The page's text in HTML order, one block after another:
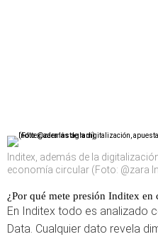
Inditex, además de la
economía circular (Foto: @zara
¿Por qué mete presión Inditex en
En Inditex todo es analizado
Data. Cualquier dato revela